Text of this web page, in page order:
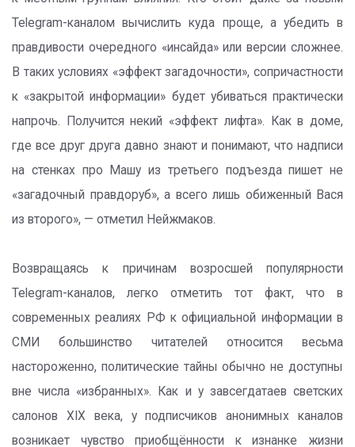
Telegram-каналом вычислить куда проще, а убедить в
правдивости очередного «инсайда» или версии сложнее.
В таких условиях «эффект загадочности», сопричастности
к «закрытой информации» будет убиваться практически
напрочь. Получится некий «эффект лифта». Как в доме,
где все друг друга давно знают и понимают, что надписи
на стенках про Машу из третьего подъезда пишет не
«загадочный правдоруб», а всего лишь обиженный Вася
из второго», — отметил Нейжмаков.
Возвращаясь к причинам возросшей популярности
Telegram-каналов, легко отметить тот факт, что в
современных реалиях РФ к официальной информации в
СМИ большинство читателей относится весьма
настороженно, политические тайны обычно не доступны
вне числа «избранных». Как и у завсегдатаев светских
салонов XIX века, у подписчиков анонимных каналов
возникает чувство приобщённости к изнанке жизни